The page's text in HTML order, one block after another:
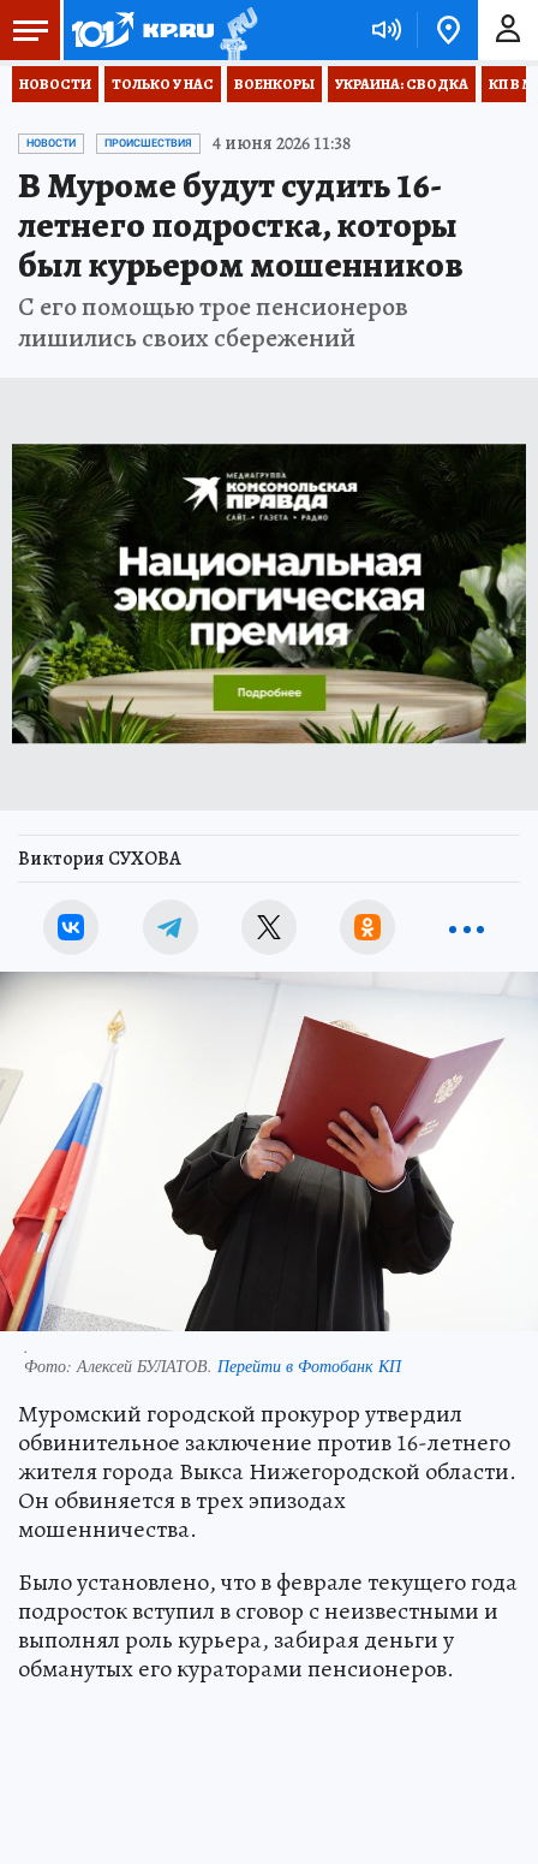
НОВОСТИ ТОЛЬКО У НАС ВОЕНКОРЫ УКРАИНА: СВОДКА КП В
НОВОСТИ ПРОИСШЕСТВИЯ 4 июня 2026 11:38
В Муроме будут судить 16-
летнего подростка, которы
был курьером мошенников
С его помощью трое пенсионеров
лишились своих сбережений
Виктория СУХОВА
.
Фото:Алексей БУЛАТОВ. Перейти в Фотобанк КП
Муромский городской прокурор утвердил
обвинительное заключение против 16-летнего
жителя города Выкса Нижегородской области.
Он обвиняется в трех эпизодах
мошенничества.
Было установлено, что в феврале текущего года
подросток вступил в сговор с неизвестными и
выполнял роль курьера, забирая деньги у
обманутых его кураторами пенсионеров.